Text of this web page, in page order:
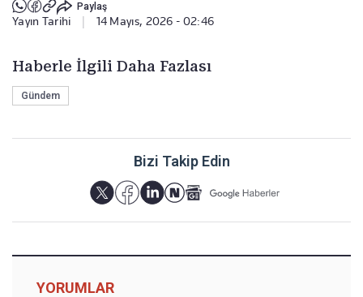
Paylaş
Yayın Tarihi 14 Mayıs, 2026 - 02:46
Haberle İlgili Daha Fazlası
Gündem
Bizi Takip Edin
YORUMLAR